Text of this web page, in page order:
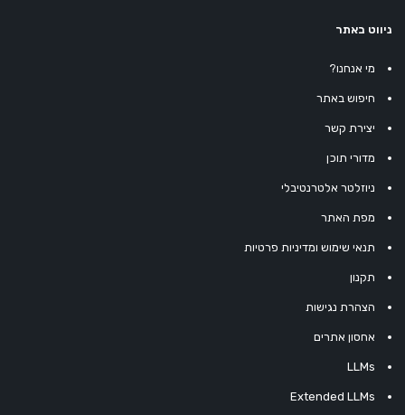
ניווט באתר
מי אנחנו?
חיפוש באתר
יצירת קשר
מדורי תוכן
ניוזלטר אלטרנטיבלי
מפת האתר
תנאי שימוש ומדיניות פרטיות
תקנון
הצהרת נגישות
אחסון אתרים
LLMs
Extended LLMs